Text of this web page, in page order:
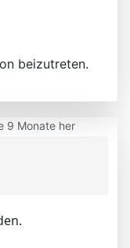
beizutreten.
9 Monate her